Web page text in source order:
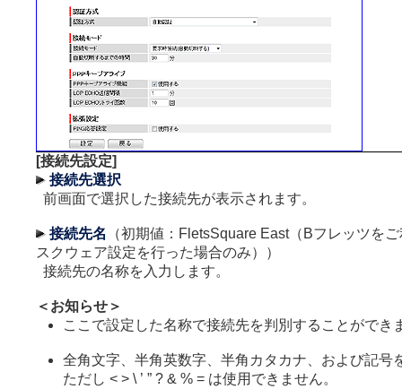
[接続先設定]
接続先選択
前画面で選択した接続先が表示されます。
接続先名
（初期値：FletsSquare East（Bフレッツを
スクウェア設定を行った場合のみ））
接続先の名称を入力します。
＜お知らせ＞
ここで設定した名称で接続先を判別することができ
全角文字、半角英数字、半角カタカナ、および記号
ただし < > \ ’ ” ? & % = は使用できません。